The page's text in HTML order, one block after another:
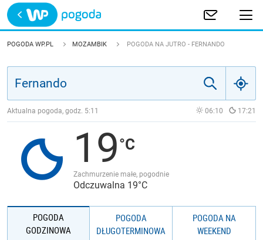
Trwa ładowanie
POLSKA
JAKOŚĆ POWIETRZA
POGODA WP.PL MOZAMBIK POGODA NA JUTRO - FERNANDO
Aktualna pogoda, godz. 5:11 06:10 17:21
19
Zachmurzenie małe, pogodnie
Odczuwalna 19°C
POGODA
GODZINOWA
POGODA
DŁUGOTERMINOWA
POGODA NA
WEEKEND